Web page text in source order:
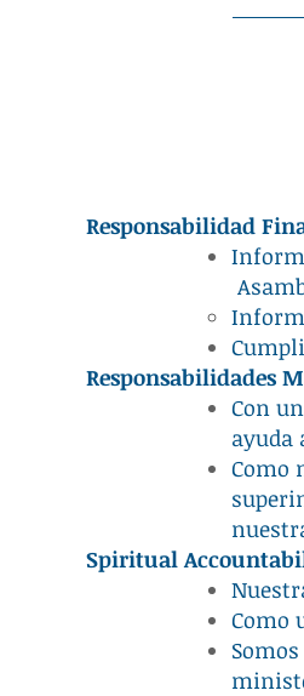
Responsabilidad
Responsabilidades
Con
ayuda
Como
Spiritual
Como